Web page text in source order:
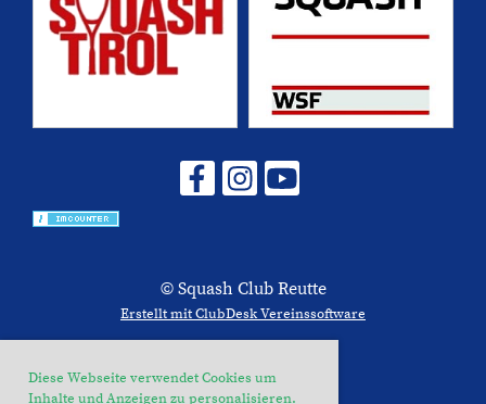
Diese Webseite verwendet Cookies um
Inhalte und Anzeigen zu personalisieren.
© Squash Club Reutte
Erstellt mit ClubDesk Vereinssoftware